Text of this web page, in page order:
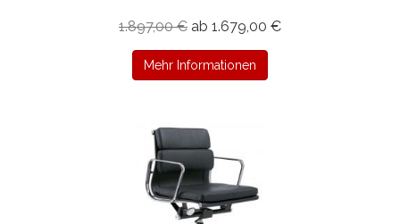
1.897,00 € ab 1.679,00 €
Mehr Informationen